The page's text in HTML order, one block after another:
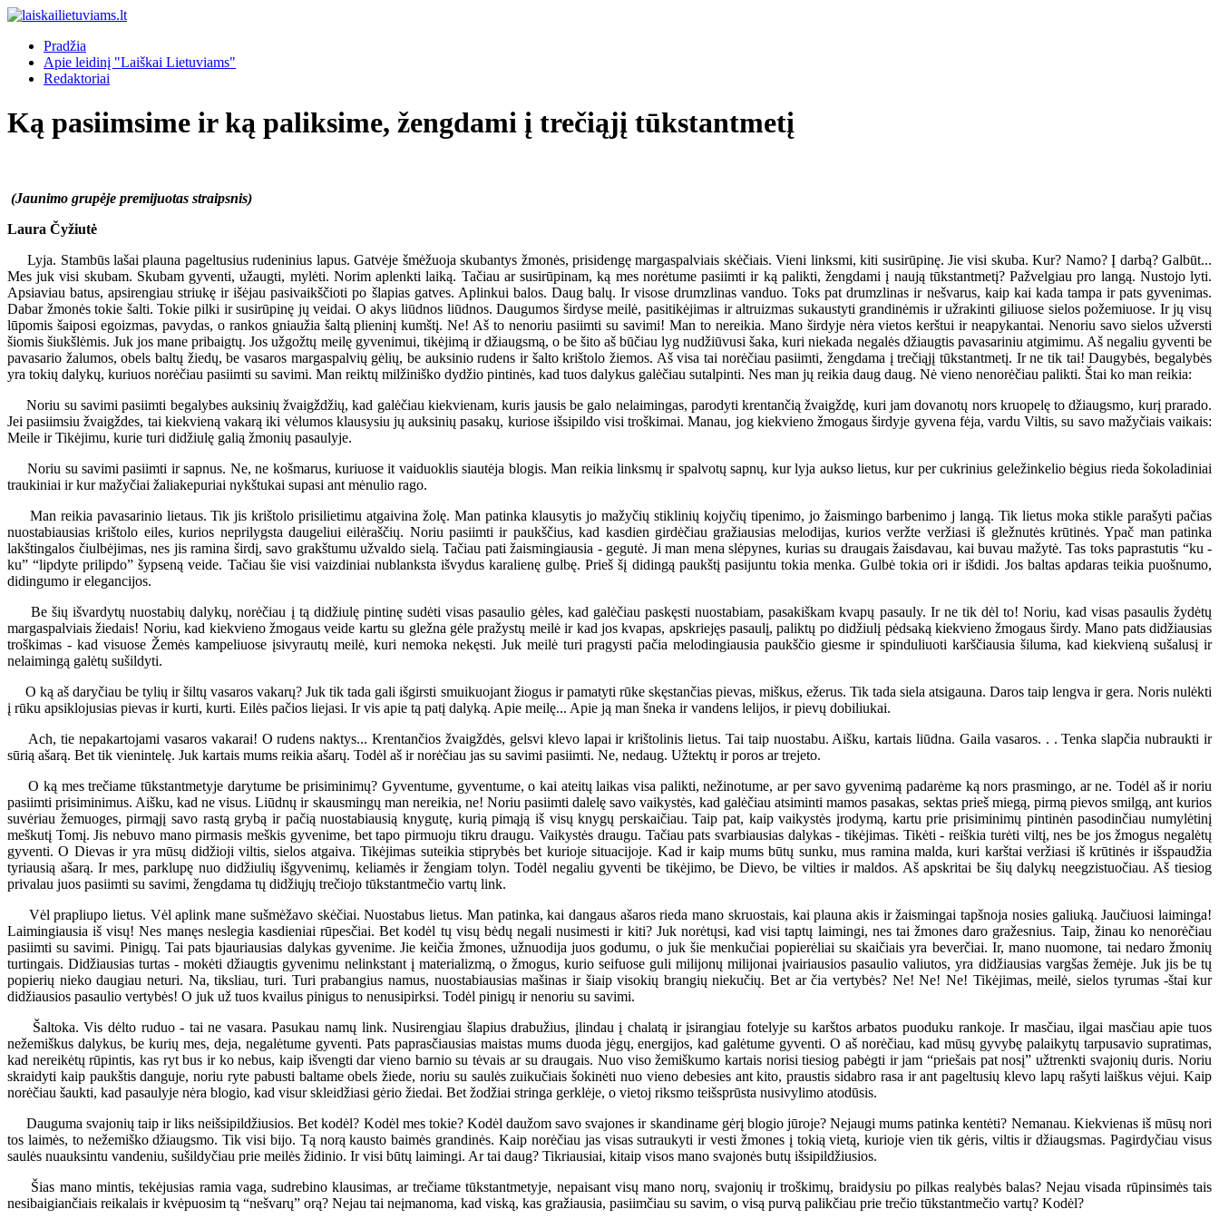
Pradžia
Apie leidinį "Laiškai Lietuviams"
Redaktoriai
Ką pasiimsime ir ką paliksime, žengdami į trečiąjį tūkstantmetį
(Jaunimo grupėje premijuotas straipsnis)
Laura Čyžiutė
Lyja. Stambūs lašai plauna pageltusius rudeninius lapus. Gatvėje šmėžuoja skubantys žmonės, prisidengę margaspalviais skėčiais. Vieni linksmi, kiti susirūpinę. Jie visi skuba. Kur? Namo? Į darbą? Galbūt...
Mes juk visi skubam. Skubam gyventi, užaugti, mylėti. Norim aplenkti laiką. Tačiau ar susirūpinam, ką mes norėtume pasiimti ir ką palikti, žengdami į naują tūkstantmetį? Pažvelgiau pro langą. Nustojo lyti.
Apsiaviau batus, apsirengiau striukę ir išėjau pasivaikščioti po šlapias gatves. Aplinkui balos. Daug balų. Ir visose drumzlinas vanduo. Toks pat drumzlinas ir nešvarus, kaip kai kada tampa ir pats gyvenimas.
Dabar žmonės tokie šalti. Tokie pilki ir susirūpinę jų veidai. O akys liūdnos liūdnos. Daugumos širdyse meilė, pasitikėjimas ir altruizmas sukaustyti grandinėmis ir užrakinti giliuose sielos požemiuose. Ir jų visų
lūpomis šaiposi egoizmas, pavydas, o rankos gniaužia šaltą plieninį kumštį. Ne! Aš to nenoriu pasiimti su savimi! Man to nereikia. Mano širdyje nėra vietos kerštui ir neapykantai. Nenoriu savo sielos užversti
šiomis šiukšlėmis. Juk jos mane pribaigtų. Jos užgožtų meilę gyvenimui, tikėjimą ir džiaugsmą, o be šito aš būčiau lyg nudžiūvusi šaka, kuri niekada negalės džiaugtis pavasariniu atgimimu. Aš negaliu gyventi be
pavasario žalumos, obels baltų žiedų, be vasaros margaspalvių gėlių, be auksinio rudens ir šalto krištolo žiemos. Aš visa tai norėčiau pasiimti, žengdama į trečiąjį tūkstantmetį. Ir ne tik tai! Daugybės, begalybės
yra tokių dalykų, kuriuos norėčiau pasiimti su savimi. Man reiktų milžiniško dydžio pintinės, kad tuos dalykus galėčiau sutalpinti. Nes man jų reikia daug daug. Nė vieno nenorėčiau palikti. Štai ko man reikia:
Noriu su savimi pasiimti begalybes auksinių žvaigždžių, kad galėčiau kiekvienam, kuris jausis be galo nelaimingas, parodyti krentančią žvaigždę, kuri jam dovanotų nors kruopelę to džiaugsmo, kurį prarado.
Jei pasiimsiu žvaigždes, tai kiekvieną vakarą iki vėlumos klausysiu jų auksinių pasakų, kuriose išsipildo visi troškimai. Manau, jog kiekvieno žmogaus širdyje gyvena fėja, vardu Viltis, su savo mažyčiais vaikais:
Meile ir Tikėjimu, kurie turi didžiulę galią žmonių pasaulyje.
Noriu su savimi pasiimti ir sapnus. Ne, ne košmarus, kuriuose it vaiduoklis siautėja blogis. Man reikia linksmų ir spalvotų sapnų, kur lyja aukso lietus, kur per cukrinius geležinkelio bėgius rieda šokoladiniai
traukiniai ir kur mažyčiai žaliakepuriai nykštukai supasi ant mėnulio rago.
Man reikia pavasarinio lietaus. Tik jis krištolo prisilietimu atgaivina žolę. Man patinka klausytis jo mažyčių stiklinių kojyčių tipenimo, jo žaismingo barbenimo j langą. Tik lietus moka stikle parašyti pačias
nuostabiausias krištolo eiles, kurios neprilygsta daugeliui eilėraščių. Noriu pasiimti ir paukščius, kad kasdien girdėčiau gražiausias melodijas, kurios veržte veržiasi iš gležnutės krūtinės. Ypač man patinka
lakštingalos čiulbėjimas, nes jis ramina širdį, savo grakštumu užvaldo sielą. Tačiau pati žaismingiausia - gegutė. Ji man mena slėpynes, kurias su draugais žaisdavau, kai buvau mažytė. Tas toks paprastutis “ku -
ku” “lipdyte prilipdo” šypseną veide. Tačiau šie visi vaizdiniai nublanksta išvydus karalienę gulbę. Prieš šį didingą paukštį pasijuntu tokia menka. Gulbė tokia ori ir išdidi. Jos baltas apdaras teikia puošnumo,
didingumo ir elegancijos.
Be šių išvardytų nuostabių dalykų, norėčiau į tą didžiulę pintinę sudėti visas pasaulio gėles, kad galėčiau paskęsti nuostabiam, pasakiškam kvapų pasauly. Ir ne tik dėl to! Noriu, kad visas pasaulis žydėtų
margaspalviais žiedais! Noriu, kad kiekvieno žmogaus veide kartu su gležna gėle pražystų meilė ir kad jos kvapas, apskriejęs pasaulį, paliktų po didžiulį pėdsaką kiekvieno žmogaus širdy. Mano pats didžiausias
troškimas - kad visuose Žemės kampeliuose įsivyrautų meilė, kuri nemoka nekęsti. Juk meilė turi pragysti pačia melodingiausia paukščio giesme ir spinduliuoti karščiausia šiluma, kad kiekvieną sušalusį ir
nelaimingą galėtų sušildyti.
O ką aš daryčiau be tylių ir šiltų vasaros vakarų? Juk tik tada gali išgirsti smuikuojant žiogus ir pamatyti rūke skęstančias pievas, miškus, ežerus. Tik tada siela atsigauna. Daros taip lengva ir gera. Noris nulėkti
į rūku apsiklojusias pievas ir kurti, kurti. Eilės pačios liejasi. Ir vis apie tą patį dalyką. Apie meilę... Apie ją man šneka ir vandens lelijos, ir pievų dobiliukai.
Ach, tie nepakartojami vasaros vakarai! O rudens naktys... Krentančios žvaigždės, gelsvi klevo lapai ir krištolinis lietus. Tai taip nuostabu. Aišku, kartais liūdna. Gaila vasaros. . . Tenka slapčia nubraukti ir
sūrią ašarą. Bet tik vienintelę. Juk kartais mums reikia ašarų. Todėl aš ir norėčiau jas su savimi pasiimti. Ne, nedaug. Užtektų ir poros ar trejeto.
O ką mes trečiame tūkstantmetyje darytume be prisiminimų? Gyventume, gyventume, o kai ateitų laikas visa palikti, nežinotume, ar per savo gyvenimą padarėme ką nors prasmingo, ar ne. Todėl aš ir noriu
pasiimti prisiminimus. Aišku, kad ne visus. Liūdnų ir skausmingų man nereikia, ne! Noriu pasiimti dalelę savo vaikystės, kad galėčiau atsiminti mamos pasakas, sektas prieš miegą, pirmą pievos smilgą, ant kurios
suvėriau žemuoges, pirmąjį savo rastą grybą ir pačią nuostabiausią knygutę, kurią pimąją iš visų knygų perskaičiau. Taip pat, kaip vaikystės įrodymą, kartu prie prisiminimų pintinėn pasodinčiau numylėtinį
meškutį Tomį. Jis nebuvo mano pirmasis meškis gyvenime, bet tapo pirmuoju tikru draugu. Vaikystės draugu. Tačiau pats svarbiausias dalykas - tikėjimas. Tikėti - reiškia turėti viltį, nes be jos žmogus negalėtų
gyventi. O Dievas ir yra mūsų didžioji viltis, sielos atgaiva. Tikėjimas suteikia stiprybės bet kurioje situacijoje. Kad ir kaip mums būtų sunku, mus ramina malda, kuri karštai veržiasi iš krūtinės ir išspaudžia
tyriausią ašarą. Ir mes, parklupę nuo didžiulių išgyvenimų, keliamės ir žengiam tolyn. Todėl negaliu gyventi be tikėjimo, be Dievo, be vilties ir maldos. Aš apskritai be šių dalykų neegzistuočiau. Aš tiesiog
privalau juos pasiimti su savimi, žengdama tų didžiųjų trečiojo tūkstantmečio vartų link.
Vėl prapliupo lietus. Vėl aplink mane sušmėžavo skėčiai. Nuostabus lietus. Man patinka, kai dangaus ašaros rieda mano skruostais, kai plauna akis ir žaismingai tapšnoja nosies galiuką. Jaučiuosi laiminga!
Laimingiausia iš visų! Nes manęs neslegia kasdieniai rūpesčiai. Bet kodėl tų visų bėdų negali nusimesti ir kiti? Juk norėtųsi, kad visi taptų laimingi, nes tai žmones daro gražesnius. Taip, žinau ko nenorėčiau
pasiimti su savimi. Pinigų. Tai pats bjauriausias dalykas gyvenime. Jie keičia žmones, užnuodija juos godumu, o juk šie menkučiai popierėliai su skaičiais yra beverčiai. Ir, mano nuomone, tai nedaro žmonių
turtingais. Didžiausias turtas - mokėti džiaugtis gyvenimu nelinkstant į materializmą, o žmogus, kurio seifuose guli milijonų milijonai įvairiausios pasaulio valiutos, yra didžiausias vargšas žemėje. Juk jis be tų
popierių nieko daugiau neturi. Na, tiksliau, turi. Turi prabangius namus, nuostabiausias mašinas ir šiaip visokių brangių niekučių. Bet ar čia vertybės? Ne! Ne! Ne! Tikėjimas, meilė, sielos tyrumas -štai kur
didžiausios pasaulio vertybės! O juk už tuos kvailus pinigus to nenusipirksi. Todėl pinigų ir nenoriu su savimi.
Šaltoka. Vis dėlto ruduo - tai ne vasara. Pasukau namų link. Nusirengiau šlapius drabužius, įlindau į chalatą ir įsirangiau fotelyje su karštos arbatos puoduku rankoje. Ir masčiau, ilgai masčiau apie tuos
nežemiškus dalykus, be kurių mes, deja, negalėtume gyventi. Pats paprasčiausias maistas mums duoda jėgų, energijos, kad galėtume gyventi. O aš norėčiau, kad mūsų gyvybę palaikytų tarpusavio supratimas,
kad nereikėtų rūpintis, kas ryt bus ir ko nebus, kaip išvengti dar vieno barnio su tėvais ar su draugais. Nuo viso žemiškumo kartais norisi tiesiog pabėgti ir jam “priešais pat nosį” užtrenkti svajonių duris. Noriu
skraidyti kaip paukštis danguje, noriu ryte pabusti baltame obels žiede, noriu su saulės zuikučiais šokinėti nuo vieno debesies ant kito, praustis sidabro rasa ir ant pageltusių klevo lapų rašyti laiškus vėjui. Kaip
norėčiau šaukti, kad pasaulyje nėra blogio, kad visur skleidžiasi gėrio žiedai. Bet žodžiai stringa gerklėje, o vietoj riksmo teišsprūsta nusivylimo atodūsis.
Dauguma svajonių taip ir liks neišsipildžiusios. Bet kodėl? Kodėl mes tokie? Kodėl daužom savo svajones ir skandiname gėrį blogio jūroje? Nejaugi mums patinka kentėti? Nemanau. Kiekvienas iš mūsų nori
tos laimės, to nežemiško džiaugsmo. Tik visi bijo. Tą norą kausto baimės grandinės. Kaip norėčiau jas visas sutraukyti ir vesti žmones į tokią vietą, kurioje vien tik gėris, viltis ir džiaugsmas. Pagirdyčiau visus
saulės nuauksintu vandeniu, sušildyčiau prie meilės židinio. Ir visi būtų laimingi. Ar tai daug? Tikriausiai, kitaip visos mano svajonės butų išsipildžiusios.
Šias mano mintis, tekėjusias ramia vaga, sudrebino klausimas, ar trečiame tūkstantmetyje, nepaisant visų mano norų, svajonių ir troškimų, braidysiu po pilkas realybės balas? Nejau visada rūpinsimės tais
nesibaigiančiais reikalais ir kvėpuosim tą “nešvarų” orą? Nejau tai neįmanoma, kad viską, kas gražiausia, pasiimčiau su savim, o visą purvą palikčiau prie trečio tūkstantmečio vartų? Kodėl?